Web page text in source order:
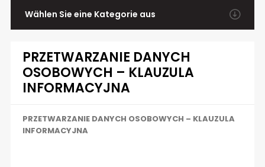
Wählen Sie eine Kategorie aus
PRZETWARZANIE DANYCH OSOBOWYCH – KLAUZULA
INFORMACYJNA
PRZETWARZANIE DANYCH
OSOBOWYCH – KLAUZULA
INFORMACYJNA
PRZETWARZANIE DANYCH OSOBOWYCH – KLAUZULA
INFORMACYJNA